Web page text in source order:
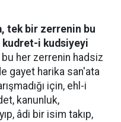
tek bir zerrenin bu
i kudsiyeyi
her zerrenin hadsiz
gayet harika san'ata
için, ehl-i
kanunluk,
âdi bir isim takıp,